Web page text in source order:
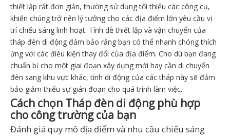
thiết lập rất đơn giản, thường sử dụng tối thiểu các công cụ,
khiến chúng trở nên lý tưởng cho các địa điểm lớn yêu cầu vị
trí chiếu sáng linh hoạt. Tính dễ thiết lập và vận chuyển của
tháp đèn di động đảm bảo rằng bạn có thể nhanh chóng thích
ứng với các điều kiện thay đổi của địa điểm. Cho dù bạn đang
chuẩn bị cho một giai đoạn xây dựng mới hay cần di chuyển
đèn sang khu vực khác, tính di động của các tháp này sẽ đảm
bảo giảm thiểu sự gián đoạn cho quá trình làm việc.
Cách chọn Tháp đèn di động phù hợp
cho công trường của bạn
Đánh giá quy mô địa điểm và nhu cầu chiếu sáng